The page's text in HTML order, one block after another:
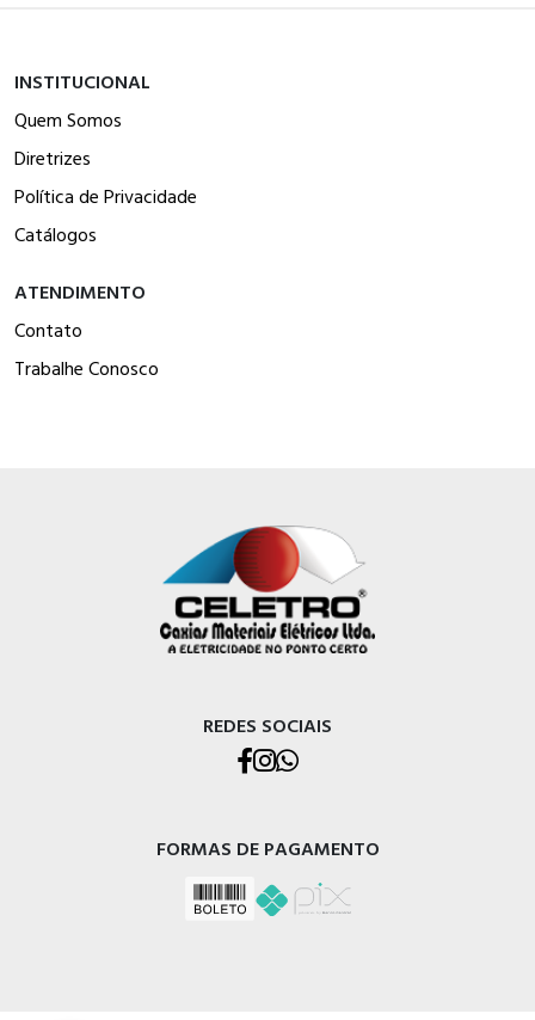
INSTITUCIONAL
Quem Somos
Diretrizes
Política de Privacidade
Catálogos
ATENDIMENTO
Contato
Trabalhe Conosco
REDES SOCIAIS
FORMAS DE PAGAMENTO